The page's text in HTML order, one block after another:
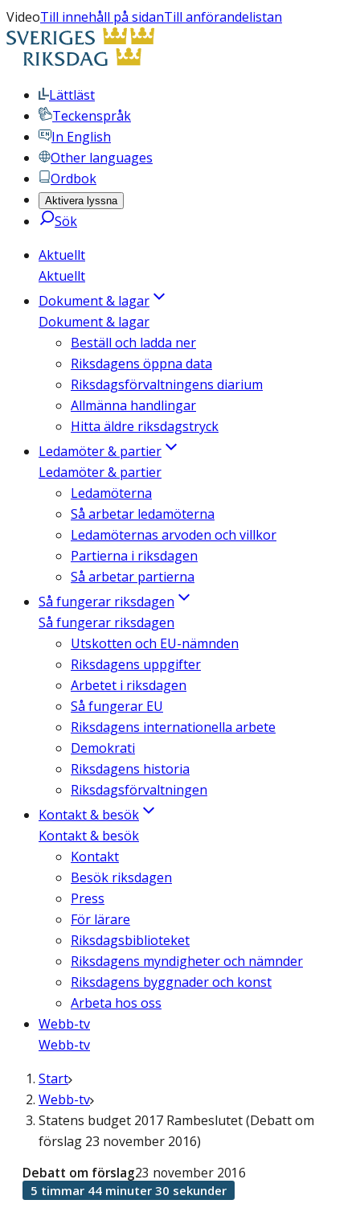
VideoTill innehåll på sidanTill anförandelistan
Lättläst
Teckenspråk
In English
Other languages
Ordbok
Aktivera lyssna
Sök
Aktuellt
Aktuellt
Dokument & lagar
Dokument & lagar
Beställ och ladda ner
Riksdagens öppna data
Riksdagsförvaltningens diarium
Allmänna handlingar
Hitta äldre riksdagstryck
Ledamöter & partier
Ledamöter & partier
Ledamöterna
Så arbetar ledamöterna
Ledamöternas arvoden och villkor
Partierna i riksdagen
Så arbetar partierna
Så fungerar riksdagen
Så fungerar riksdagen
Utskotten och EU-nämnden
Riksdagens uppgifter
Arbetet i riksdagen
Så fungerar EU
Riksdagens internationella arbete
Demokrati
Riksdagens historia
Riksdagsförvaltningen
Kontakt & besök
Kontakt & besök
Kontakt
Besök riksdagen
Press
För lärare
Riksdagsbiblioteket
Riksdagens myndigheter och nämnder
Riksdagens byggnader och konst
Arbeta hos oss
Webb-tv
Webb-tv
Start
Webb-tv
Statens budget 2017 Rambeslutet (Debatt om
förslag 23 november 2016)
Debatt om förslag23 november 2016
5 timmar 44 minuter 30 sekunder